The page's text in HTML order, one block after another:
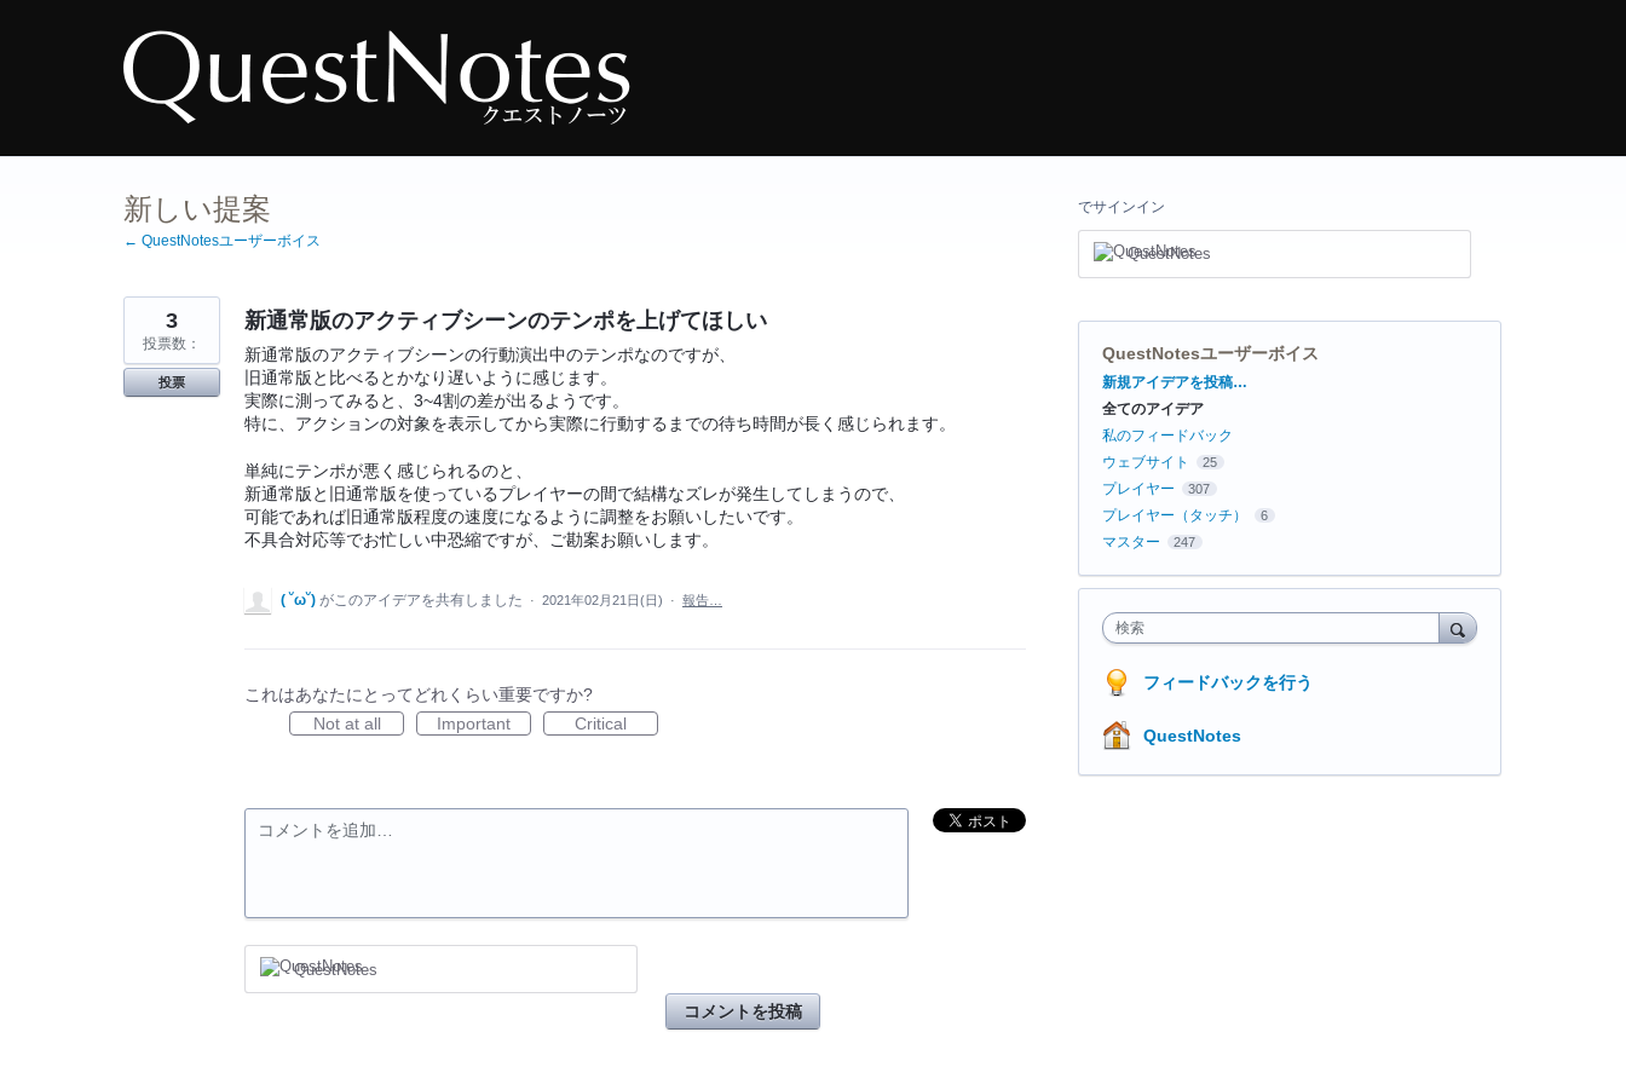
ッ
新しい提案
← QuestNotesユーザーボイス
新通常版のアクティブシーンのテンポを上げてほしい
新通常版のアクティブシーンの行動演出中のテンポなのですが、
旧通常版と比べるとかなり遅いように感じます。
実際に測ってみると、3~4割の差が出るようです。
特に、アクションの対象を表示してから実際に行動するまでの待ち時間が長く感じられます。
単純にテンポが悪く感じられるのと、
新通常版と旧通常版を使っているプレイヤーの間で結構なズレが発生してしまうので、
可能であれば旧通常版程度の速度になるように調整をお願いしたいです。
不具合対応等でお忙しい中恐縮ですが、ご勘案お願いします。
3
投票数：
投票
( ˘ω˘) がこのアイデアを共有しました · 2021年02月21日(日) · 報告…
これはあなたにとってどれくらい重要ですか?
Not at all
Important Critical
コメントを追加…
QuestNotes
コメントを投稿
でサインイン
QuestNotes
QuestNotesユーザーボイス
カ
テ
ゴ
新規アイデアを投稿…
全てのアイデア
私のフィードバック
ウェブサイト
25
プレイヤー 307
プレイヤー（タッチ） 6
マスター 247
検索
フィードバックを行う
QuestNotes